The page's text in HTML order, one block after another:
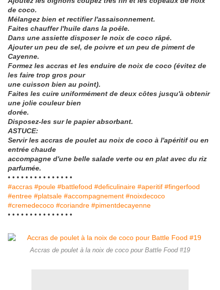
de coco.
Mélangez bien et rectifier l'assaisonnement.
Faites chauffer l'huile dans la poêle.
Dans une assiette disposer le noix de coco râpé.
Ajouter un peu de sel, de poivre et un peu de piment de
Cayenne.
Formez les accras et les enduire de noix de coco (évitez de
les faire trop gros pour
une cuisson bien au point).
Faites les cuire uniformément de deux côtes jusqu'à obtenir
une jolie couleur bien
dorée.
Disposez-les sur le papier absorbant.
ASTUCE:
Servir les accras de poulet au noix de coco à l'apéritif ou en
entrée chaude
accompagne d'une belle salade verte ou en plat avec du riz
parfumée.
• • • • • • • • • • • • • • •
#accras #poule #battlefood #deficulinaire #aperitif #fingerfood
#entree #platsale #accompagnement #noixdecoco
#cremedecoco #coriandre #pimentdecayenne
• • • • • • • • • • • • • • •
Accras de poulet à la noix de coco pour Battle Food #19